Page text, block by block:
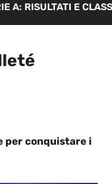
A: RISULTATI E
per conquistare i